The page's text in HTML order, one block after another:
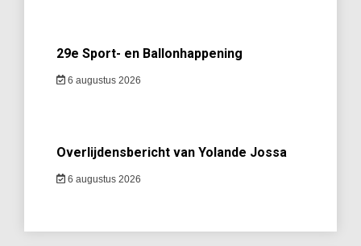
29e Sport- en Ballonhappening
6 augustus 2026
Overlijdensbericht van Yolande Jossa
6 augustus 2026